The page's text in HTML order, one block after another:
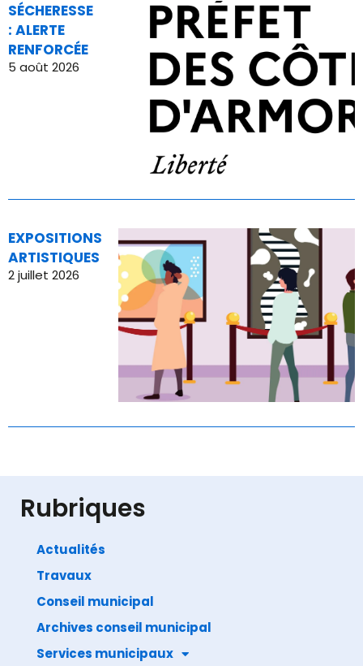
SÉCHERESSE
: ALERTE
RENFORCÉE
5 août 2026
EXPOSITIONS
ARTISTIQUES
2 juillet 2026
Rubriques
Actualités
Travaux
Conseil municipal
Archives conseil municipal
Services municipaux